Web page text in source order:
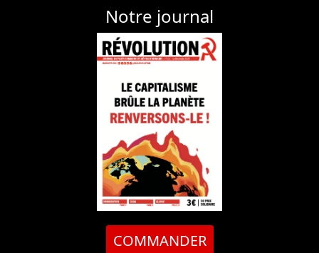
Notre journal
COMMANDER